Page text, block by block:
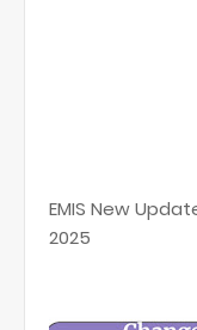
EMIS New
2025